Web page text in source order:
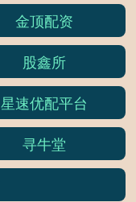
金顶配资
股鑫所
星速优配平台
寻牛堂